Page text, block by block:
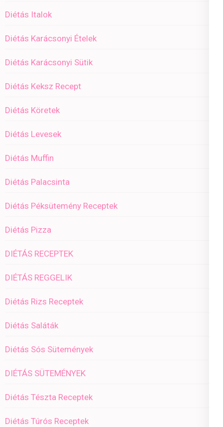
Diétás Italok
Diétás Karácsonyi Ételek
Diétás Karácsonyi Sütik
Diétás Keksz Recept
Diétás Köretek
Diétás Levesek
Diétás Muffin
Diétás Palacsinta
Diétás Péksütemény Receptek
Diétás Pizza
DIÉTÁS RECEPTEK
DIÉTÁS REGGELIK
Diétás Rizs Receptek
Diétás Saláták
Diétás Sós Sütemények
DIÉTÁS SÜTEMÉNYEK
Diétás Tészta Receptek
Diétás Túrós Receptek